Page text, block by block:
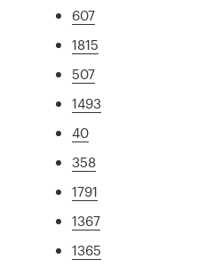
607
1815
507
1493
40
358
1791
1367
1365